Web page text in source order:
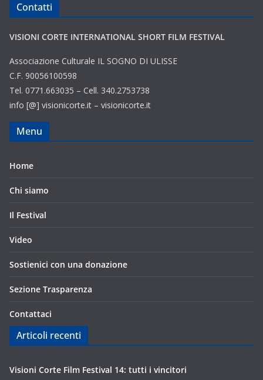
Contatti
VISIONI CORTE INTERNATIONAL SHORT FILM FESTIVAL
Associazione Culturale IL SOGNO DI ULISSE
C.F. 90056100598
Tel. 0771.663035 – Cell. 340.2753738
info [@] visionicorte.it – visionicorte.it
Menu
Home
Chi siamo
Il Festival
Video
Sostienici con una donazione
Sezione Trasparenza
Contattaci
Articoli recenti
Visioni Corte Film Festival 14: tutti i vincitori